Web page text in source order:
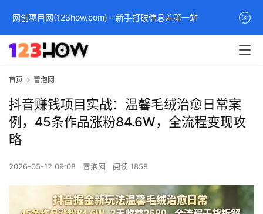
首页 冒泡网
抖音赚钱项目实战：温馨毛绒治愈日常案
例，45条作品涨粉84.6W，全流程变现攻
略
2026-05-12 09:08 冒泡网 阅读 1858
网创项目网(123how.com) - 新手打破信息差第一站